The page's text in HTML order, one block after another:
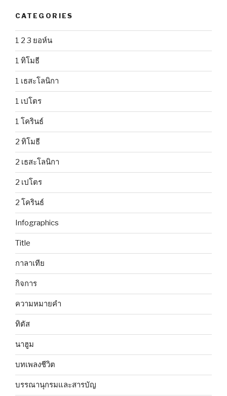
CATEGORIES
1 2 3 ยอห์น
1 ทิโมธี
1 เธสะโลนิกา
1 เปโตร
1 โครินธ์
2 ทิโมธี
2 เธสะโลนิกา
2 เปโตร
2 โครินธ์
Infographics
Title
กาลาเทีย
กิจการ
ความหมายคำ
ทิตัส
นาฮูม
บทเพลงชีวิต
บรรณานุกรมและสารบัญ